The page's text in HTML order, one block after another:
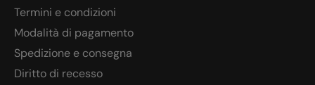
Termini e condizioni
Modalità di pagamento
Spedizione e consegna
Diritto di recesso